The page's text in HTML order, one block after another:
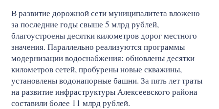
В развитие дорожной сети муниципалитета вложено
за последние годы свыше 5 млрд рублей,
благоустроены десятки километров дорог местного
значения. Параллельно реализуются программы
модернизации водоснабжения: обновлены десятки
километров сетей, пробурены новые скважины,
установлены водонапорные башни. За пять лет траты
на развитие инфраструктуры Алексеевского района
составили более 11 млрд рублей.